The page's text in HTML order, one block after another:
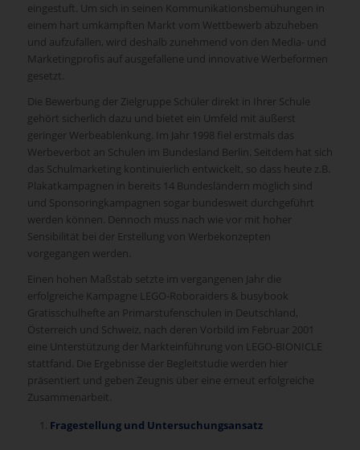
eingestuft. Um sich in seinen Kommunikationsbemühungen in
einem hart umkämpften Markt vom Wettbewerb abzuheben
und aufzufallen, wird deshalb zunehmend von den Media- und
Marketingprofis auf ausgefallene und innovative Werbeformen
gesetzt.
Die Bewerbung der Zielgruppe Schüler direkt in Ihrer Schule
gehört sicherlich dazu und bietet ein Umfeld mit äußerst
geringer Werbeablenkung. Im Jahr 1998 fiel erstmals das
Werbeverbot an Schulen im Bundesland Berlin. Seitdem hat sich
das Schulmarketing kontinuierlich entwickelt, so dass heute z.B.
Plakatkampagnen in bereits 14 Bundesländern möglich sind
und Sponsoringkampagnen sogar bundesweit durchgeführt
werden können. Dennoch muss nach wie vor mit hoher
Sensibilität bei der Erstellung von Werbekonzepten
vorgegangen werden.
Einen hohen Maßstab setzte im vergangenen Jahr die
erfolgreiche Kampagne LEGO-Roboraiders & busybook
Gratisschulhefte an Primarstufenschulen in Deutschland,
Österreich und Schweiz, nach deren Vorbild im Februar 2001
eine Unterstützung der Markteinführung von LEGO-BIONICLE
stattfand. Die Ergebnisse der Begleitstudie werden hier
präsentiert und geben Zeugnis über eine erneut erfolgreiche
Zusammenarbeit.
Fragestellung und Untersuchungsansatz